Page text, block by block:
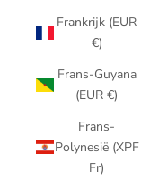
Frankrijk (EUR
€)
Frans-Guyana
(EUR €)
Frans-
Polynesië (XPF
Fr)